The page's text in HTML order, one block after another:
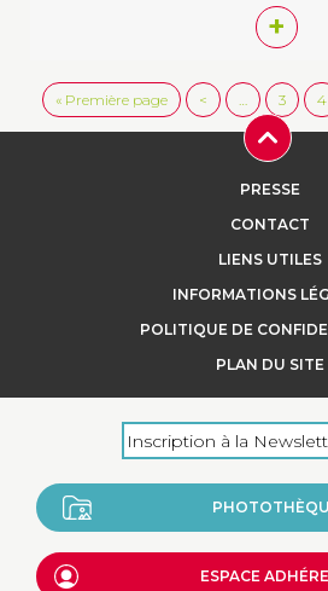
+
« Première page < … 3 4
PRESSE
CONTACT
LIENS UTILES
INFORMATIONS
POLITIQUE DE
PLAN DU SITE
ESPACE